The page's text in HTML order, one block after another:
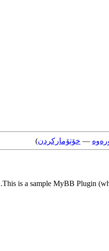
— خۆتۆمارکردن)
This is a sample MyBB Plugin